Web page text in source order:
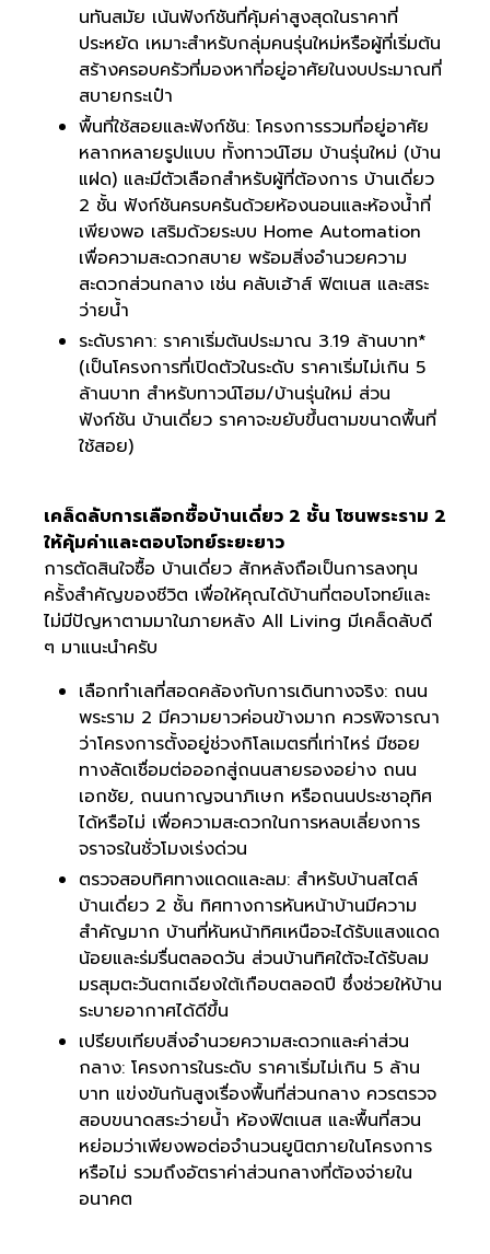
นทันสมัย เน้นฟังก์ชันที่คุ้มค่าสูงสุดในราคาที่
ประหยัด เหมาะสำหรับกลุ่มคนรุ่นใหม่หรือผู้ที่เริ่มต้น
สร้างครอบครัวที่มองหาที่อยู่อาศัยในงบประมาณที่
สบายกระเป๋า
พื้นที่ใช้สอยและฟังก์ชัน: โครงการรวมที่อยู่อาศัย
หลากหลายรูปแบบ ทั้งทาวน์โฮม บ้านรุ่นใหม่ (บ้าน
แฝด) และมีตัวเลือกสำหรับผู้ที่ต้องการ บ้านเดี่ยว
2 ชั้น ฟังก์ชันครบครันด้วยห้องนอนและห้องน้ำที่
เพียงพอ เสริมด้วยระบบ Home Automation
เพื่อความสะดวกสบาย พร้อมสิ่งอำนวยความ
สะดวกส่วนกลาง เช่น คลับเฮ้าส์ ฟิตเนส และสระ
ว่ายน้ำ
ระดับราคา: ราคาเริ่มต้นประมาณ 3.19 ล้านบาท*
(เป็นโครงการที่เปิดตัวในระดับ ราคาเริ่มไม่เกิน 5
ล้านบาท สำหรับทาวน์โฮม/บ้านรุ่นใหม่ ส่วน
ฟังก์ชัน บ้านเดี่ยว ราคาจะขยับขึ้นตามขนาดพื้นที่
ใช้สอย)
เคล็ดลับการเลือกซื้อบ้านเดี่ยว 2 ชั้น โซนพระราม 2
ให้คุ้มค่าและตอบโจทย์ระยะยาว
การตัดสินใจซื้อ บ้านเดี่ยว สักหลังถือเป็นการลงทุน
ครั้งสำคัญของชีวิต เพื่อให้คุณได้บ้านที่ตอบโจทย์และ
ไม่มีปัญหาตามมาในภายหลัง All Living มีเคล็ดลับดี
ๆ มาแนะนำครับ
เลือกทำเลที่สอดคล้องกับการเดินทางจริง: ถนน
พระราม 2 มีความยาวค่อนข้างมาก ควรพิจารณา
ว่าโครงการตั้งอยู่ช่วงกิโลเมตรที่เท่าไหร่ มีซอย
ทางลัดเชื่อมต่อออกสู่ถนนสายรองอย่าง ถนน
เอกชัย, ถนนกาญจนาภิเษก หรือถนนประชาอุทิศ
ได้หรือไม่ เพื่อความสะดวกในการหลบเลี่ยงการ
จราจรในชั่วโมงเร่งด่วน
ตรวจสอบทิศทางแดดและลม: สำหรับบ้านสไตล์
บ้านเดี่ยว 2 ชั้น ทิศทางการหันหน้าบ้านมีความ
สำคัญมาก บ้านที่หันหน้าทิศเหนือจะได้รับแสงแดด
น้อยและร่มรื่นตลอดวัน ส่วนบ้านทิศใต้จะได้รับลม
มรสุมตะวันตกเฉียงใต้เกือบตลอดปี ซึ่งช่วยให้บ้าน
ระบายอากาศได้ดีขึ้น
เปรียบเทียบสิ่งอำนวยความสะดวกและค่าส่วน
กลาง: โครงการในระดับ ราคาเริ่มไม่เกิน 5 ล้าน
บาท แข่งขันกันสูงเรื่องพื้นที่ส่วนกลาง ควรตรวจ
สอบขนาดสระว่ายน้ำ ห้องฟิตเนส และพื้นที่สวน
หย่อมว่าเพียงพอต่อจำนวนยูนิตภายในโครงการ
หรือไม่ รวมถึงอัตราค่าส่วนกลางที่ต้องจ่ายใน
อนาคต